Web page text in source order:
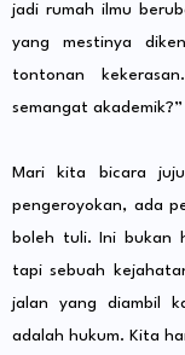
jadi rumah ilmu
yang mestinya
tontonan
semangat akademik?”
Mari kita bicara
pengeroyokan, ada
boleh tuli. Ini bukan
tapi sebuah
jalan yang diambil
adalah hukum. Kita